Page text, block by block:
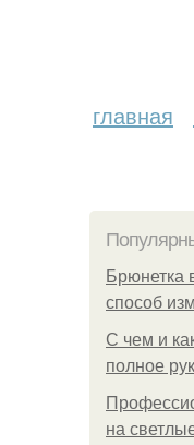
главная
Брюнетка
способ
С чем и
полное
на